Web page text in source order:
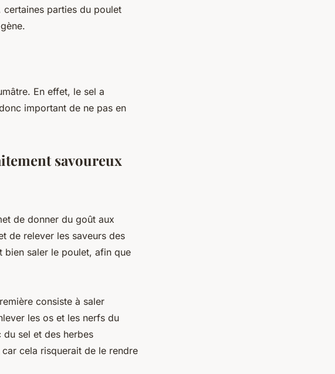
certaines parties du poulet
En effet, le sel a
important de ne pas en
savoureux
de donner du goût aux
de relever les saveurs des
saler le poulet, afin que
consiste à saler
les os et les nerfs du
sel et des herbes
cela risquerait de le rendre